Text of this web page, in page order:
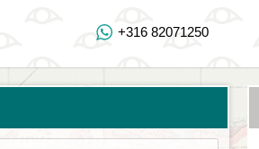
Tel: 09 223 00 69
https://www.youtube.com/user/DjoserWebsite
https://www.instagram.com/djoser_reizen/
+316 82071250